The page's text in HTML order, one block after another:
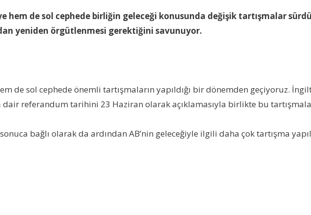
hem de sol cephede birliğin geleceği konusunda değişik tartışmalar
yeniden örgütlenmesi gerektiğini savunuyor.
de sol cephede önemli tartışmaların yapıldığı bir dönemden geçiyoruz.
dair referandum tarihini 23 Haziran olarak açıklamasıyla birlikte bu
bağlı olarak da ardından AB’nin geleceğiyle ilgili daha çok tartışma